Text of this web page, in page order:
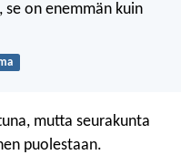
on enemmän kuin
mutta seurakunta
puolestaan.